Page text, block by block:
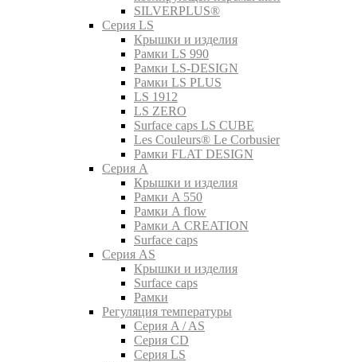
SILVERPLUS®
Серия LS
Крышки и изделия
Рамки LS 990
Рамки LS-DESIGN
Рамки LS PLUS
LS 1912
LS ZERO
Surface caps LS CUBE
Les Couleurs® Le Corbusier
Рамки FLAT DESIGN
Серия A
Крышки и изделия
Рамки A 550
Рамки A flow
Рамки A CREATION
Surface caps
Серия AS
Крышки и изделия
Surface caps
Рамки
Регуляция температуры
Серия A / AS
Серия CD
Серия LS